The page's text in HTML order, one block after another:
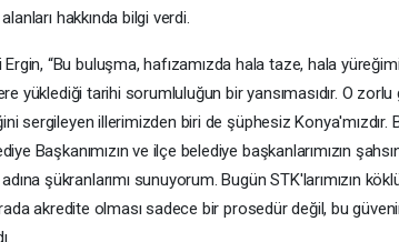
hakkında bilgi verdi.
“Bu buluşma, hafızamızda hala taze, hala
yüklediği tarihi sorumluluğun bir yansımasıdır. O
sergileyen illerimizden biri de şüphesiz Konya'mızdır.
Başkanımızın ve ilçe belediye başkanlarımızın
şükranlarımı sunuyorum. Bugün STK'larımızın
akredite olması sadece bir prosedür değil, bu